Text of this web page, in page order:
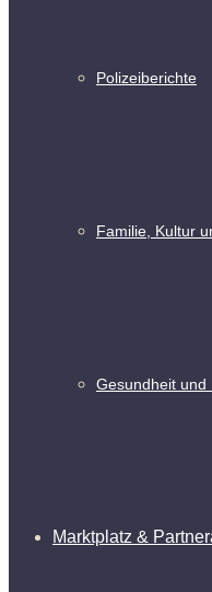
Polizeiberichte
Familie, Kultur
Gesundheit und
Marktplatz &